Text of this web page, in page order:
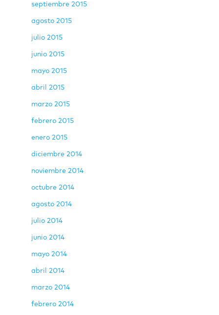
septiembre 2015
agosto 2015
julio 2015
junio 2015
mayo 2015
abril 2015
marzo 2015
febrero 2015
enero 2015
diciembre 2014
noviembre 2014
octubre 2014
agosto 2014
julio 2014
junio 2014
mayo 2014
abril 2014
marzo 2014
febrero 2014